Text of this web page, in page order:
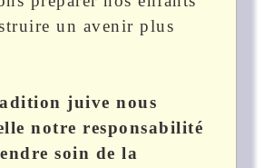
un avenir plus
juive nous
notre responsabilité
soin de la